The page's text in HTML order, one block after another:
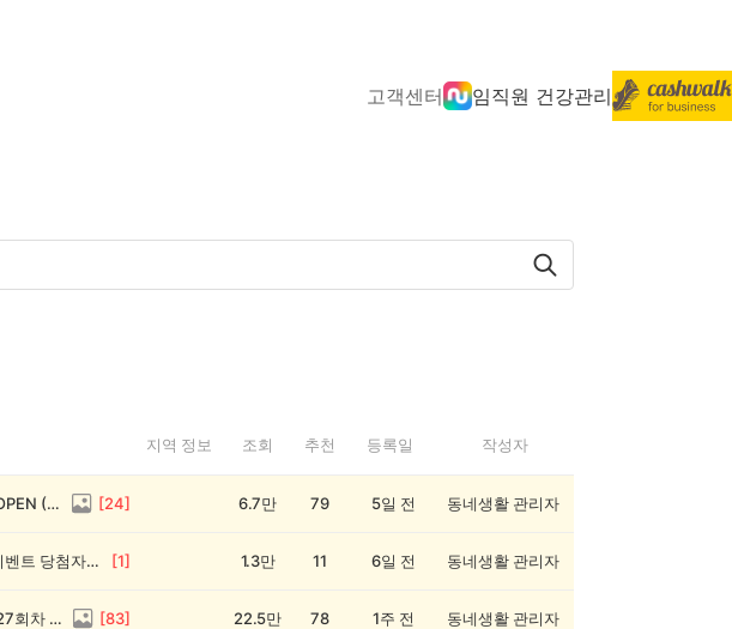
고객센터 임직원 건강관리
지역 정보 조회 추천 등록일 작성자
전원 1,000캐시! 🥳 우리 동네 썰전 14회차 OPEN (~8/17) [24] 6.7만 79 5일 전 동네생활 관리자
💰[당첨자 발표] 26회차 우리 동네 정보왕 이벤트 당첨자를 발표합니다! [1] 1.3만 11 6일 전 동네생활 관리자
💸 전원 2,000캐시 지급! 우리 동네 정보왕 27회차 (~8/10) [83] 22.5만 78 1주 전 동네생활 관리자